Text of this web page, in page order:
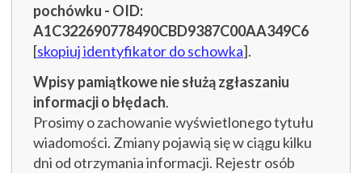
pochówku - OID:
A1C322690778490CBD9387C00AA349C6
[skopiuj identyfikator do schowka].
Wpisy pamiątkowe nie służą zgłaszaniu
informacji o błędach.
Prosimy o zachowanie wyświetlonego tytułu
wiadomości. Zmiany pojawią się w ciągu kilku
dni od otrzymania informacji. Rejestr osób